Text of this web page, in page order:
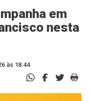
em
nesta
às 18:44